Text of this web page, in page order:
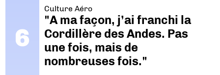
Culture Aéro
"A ma façon, j’ai franchi la
Cordillère des Andes. Pas
une fois, mais de
nombreuses fois."